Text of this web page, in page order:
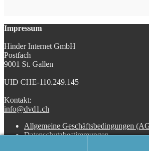
Impressum
Hinder Internet GmbH
Postfach
9001 St. Gallen
UID CHE-110.249.145
Kontakt:
info@dvd1.ch
Allgemeine Geschäftsbedingungen
Datenschutzbestimmungen